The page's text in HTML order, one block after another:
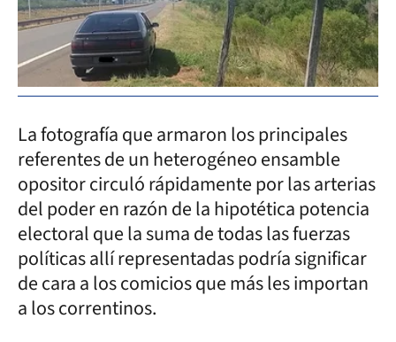
La fotografía que armaron los principales
referentes de un heterogéneo ensamble
opositor circuló rápidamente por las arterias
del poder en razón de la hipotética potencia
electoral que la suma de todas las fuerzas
políticas allí representadas podría significar
de cara a los comicios que más les importan
a los correntinos.